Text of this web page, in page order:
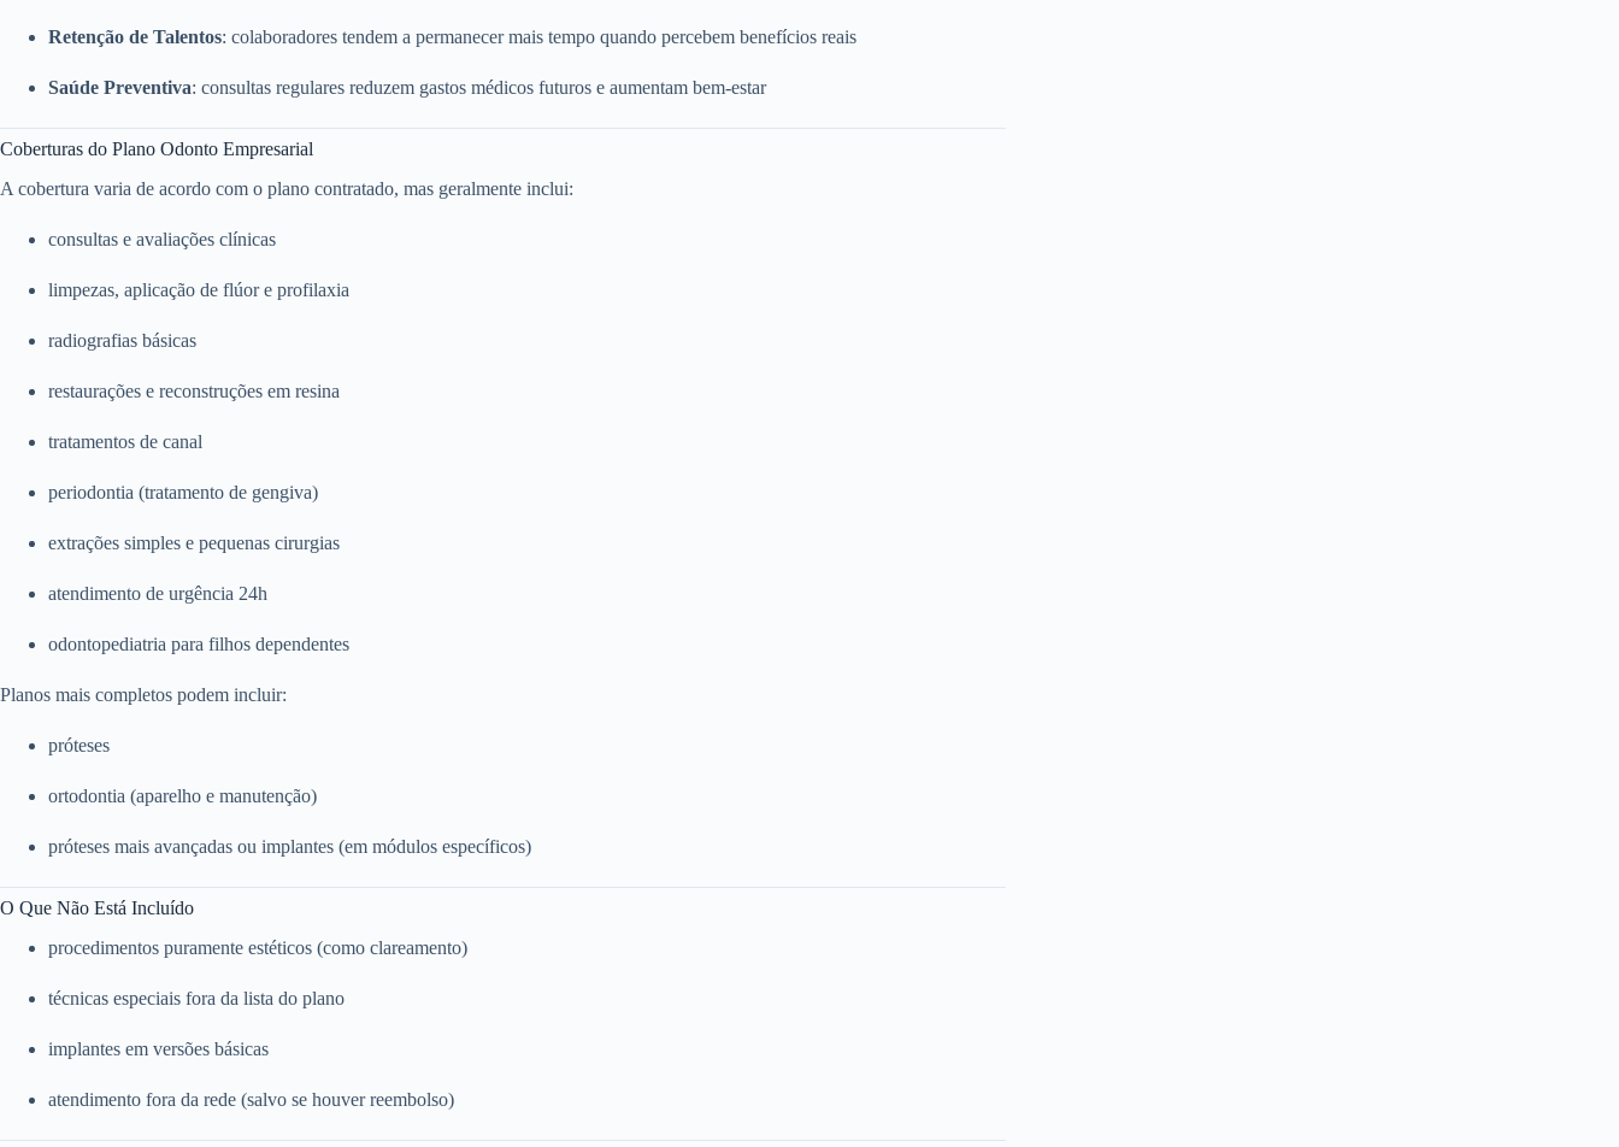
Retenção de Talentos: colaboradores tendem a permanecer mais tempo quando percebem benefícios reais
Saúde Preventiva: consultas regulares reduzem gastos médicos futuros e aumentam bem-estar
Coberturas do Plano Odonto Empresarial
A cobertura varia de acordo com o plano contratado, mas geralmente inclui:
consultas e avaliações clínicas
limpezas, aplicação de flúor e profilaxia
radiografias básicas
restaurações e reconstruções em resina
tratamentos de canal
periodontia (tratamento de gengiva)
extrações simples e pequenas cirurgias
atendimento de urgência 24h
odontopediatria para filhos dependentes
Planos mais completos podem incluir:
próteses
ortodontia (aparelho e manutenção)
próteses mais avançadas ou implantes (em módulos específicos)
O Que Não Está Incluído
procedimentos puramente estéticos (como clareamento)
técnicas especiais fora da lista do plano
implantes em versões básicas
atendimento fora da rede (salvo se houver reembolso)